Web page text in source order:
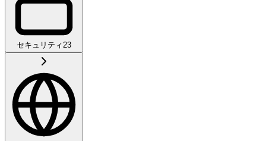
セキュリティ23